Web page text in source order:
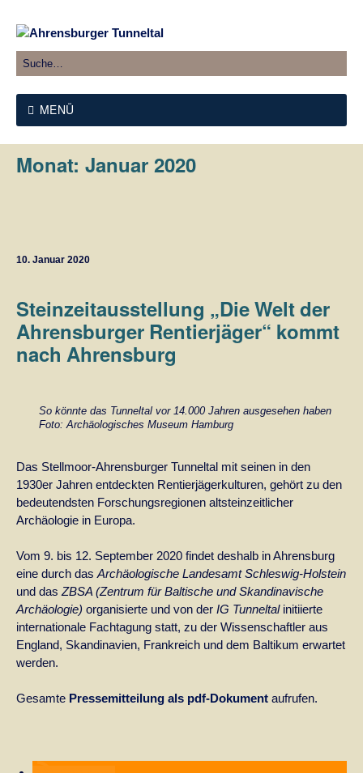
MENÜ
Monat: Januar 2020
10. Januar 2020
Steinzeitausstellung „Die Welt der
Ahrensburger Rentierjäger“ kommt
nach Ahrensburg
So könnte das Tunneltal vor 14.000 Jahren ausgesehen haben
Foto: Archäologisches Museum Hamburg
Das Stellmoor-Ahrensburger Tunneltal mit seinen in den
1930er Jahren entdeckten Rentierjägerkulturen, gehört zu den
bedeutendsten Forschungsregionen altsteinzeitlicher
Archäologie in Europa.
Vom 9. bis 12. September 2020 findet deshalb in Ahrensburg
eine durch das Archäologische Landesamt Schleswig-Holstein
und das ZBSA (Zentrum für Baltische und Skandinavische
Archäologie) organisierte und von der IG Tunneltal initiierte
internationale Fachtagung statt, zu der Wissenschaftler aus
England, Skandinavien, Frankreich und dem Baltikum erwartet
werden.
Gesamte Pressemitteilung als pdf-Dokument aufrufen.